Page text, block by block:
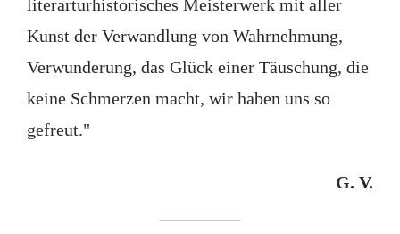
literarturhistorisches Meisterwerk mit aller
Kunst der Verwandlung von Wahrnehmung,
Verwunderung, das Glück einer Täuschung, die
keine Schmerzen macht, wir haben uns so
gefreut."
G. V.